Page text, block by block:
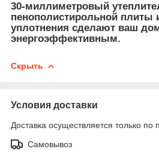
30-миллиметровый
пенополистирольной плиты
уплотнения сделают ваш
энергоэффективным.
Скрыть
Условия доставки
Доставка осуществляется только по
Самовывоз